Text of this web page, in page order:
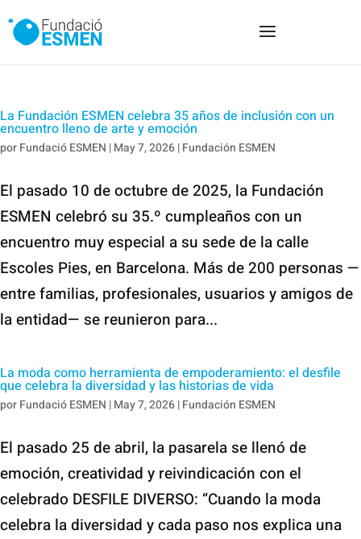
La Fundación ESMEN celebra 35 años de inclusión con un
encuentro lleno de arte y emoción
porFundació ESMEN |May 7, 2026|Fundación ESMEN
El pasado 10 de octubre de 2025, la Fundación
ESMEN celebró su 35.º cumpleaños con un
encuentro muy especial a su sede de la calle
Escoles Pies, en Barcelona. Más de 200 personas —
entre familias, profesionales, usuarios y amigos de
la entidad— se reunieron para...
La moda como herramienta de empoderamiento: el desfile
que celebra la diversidad y las historias de vida
porFundació ESMEN |May 7, 2026|Fundación ESMEN
El pasado 25 de abril, la pasarela se llenó de
emoción, creatividad y reivindicación con el
celebrado DESFILE DIVERSO: “Cuando la moda
celebra la diversidad y cada paso nos explica una